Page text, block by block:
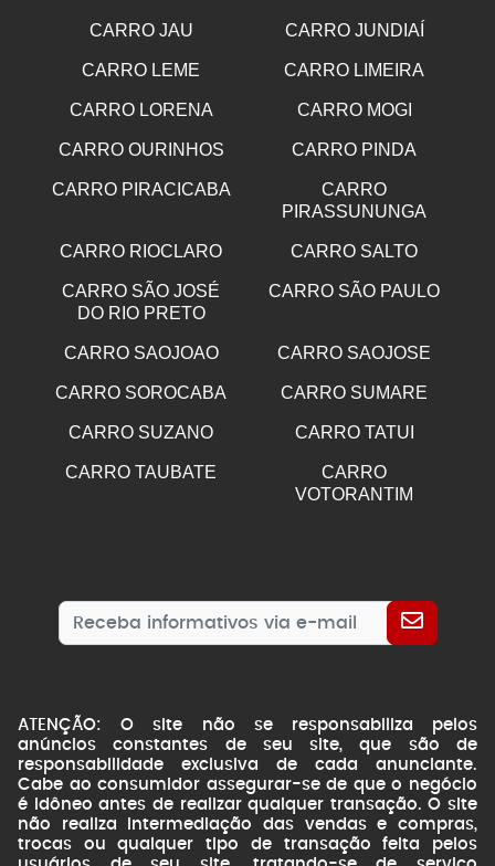
CARRO JAU CARRO JUNDIAÍ
CARRO LEME CARRO LIMEIRA
CARRO LORENA CARRO MOGI
CARRO OURINHOS CARRO PINDA
CARRO PIRACICABA
CARRO
PIRASSUNUNGA
CARRO RIOCLARO CARRO SALTO
CARRO SÃO JOSÉ
DO RIO PRETO
CARRO SÃO PAULO
CARRO SAOJOAO CARRO SAOJOSE
CARRO SOROCABA CARRO SUMARE
CARRO SUZANO CARRO TATUI
CARRO TAUBATE
CARRO
VOTORANTIM
ATENÇÃO: O site não se responsabiliza pelos
anúncios constantes de seu site, que são de
responsabilidade exclusiva de cada anunciante.
Cabe ao consumidor assegurar-se de que o negócio
é idôneo antes de realizar qualquer transação. O site
não realiza intermediação das vendas e compras,
trocas ou qualquer tipo de transação feita pelos